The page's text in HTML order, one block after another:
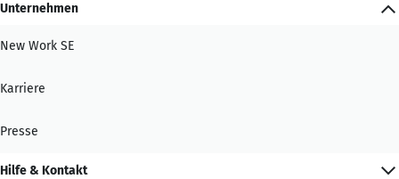
Unternehmen
New Work SE
Karriere
Presse
Hilfe & Kontakt